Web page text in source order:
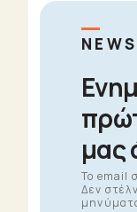
μας
To email
Δεν